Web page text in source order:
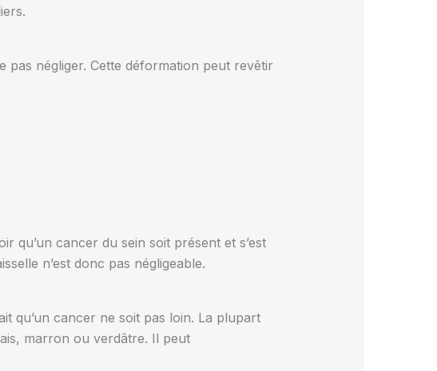
pas négliger. Cette déformation peut revêtir
qu’un cancer du sein soit présent et s’est
n’est donc pas négligeable.
qu’un cancer ne soit pas loin. La plupart
marron ou verdâtre. Il peut